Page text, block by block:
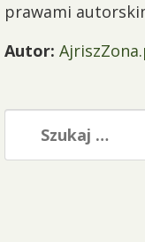
prawami
Autor: